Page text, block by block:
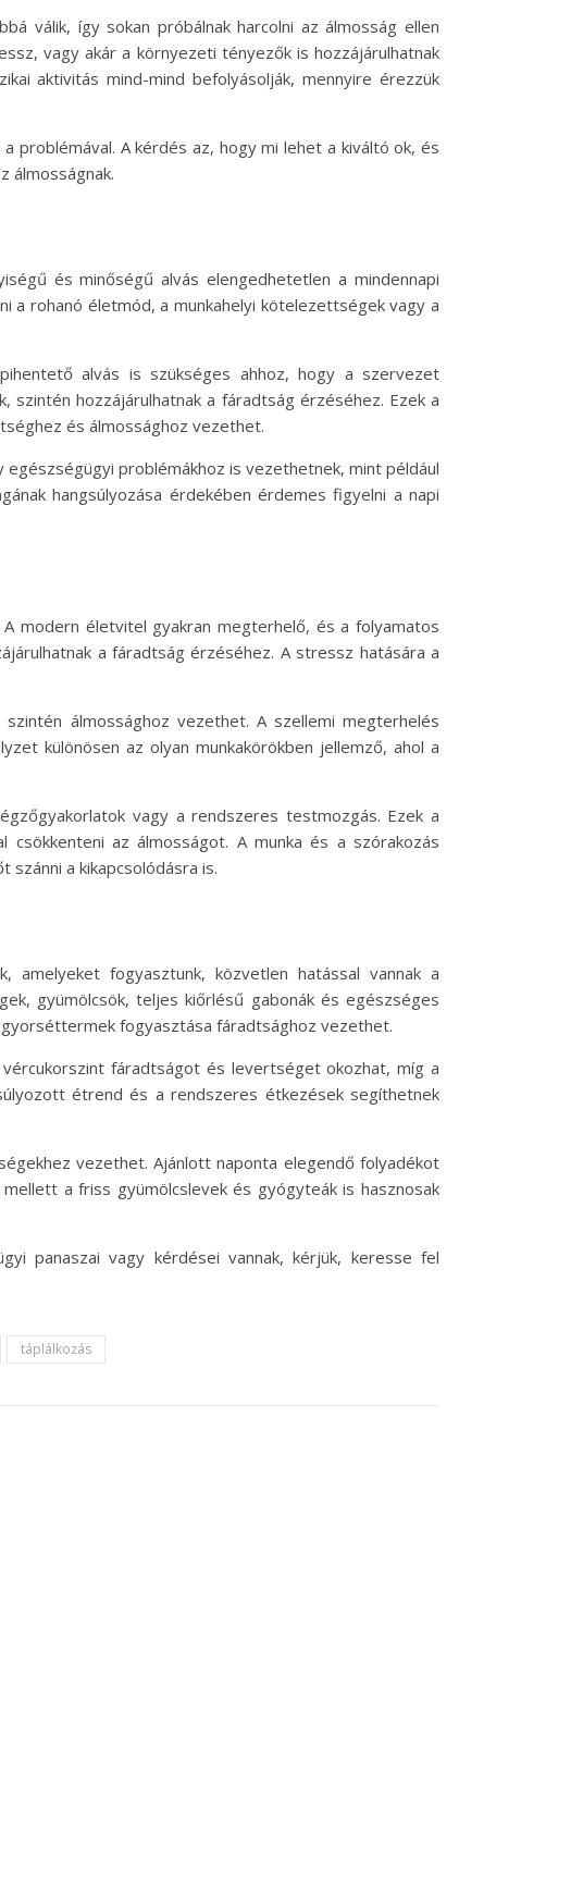
válik, így sokan próbálnak harcolni az álmosság ellen
vagy akár a környezeti tényezők is hozzájárulhatnak
aktivitás mind-mind befolyásolják, mennyire érezzük
problémával. A kérdés az, hogy mi lehet a kiváltó ok, és
álmosságnak.
és minőségű alvás elengedhetetlen a mindennapi
a rohanó életmód, a munkahelyi kötelezettségek vagy a
alvás is szükséges ahhoz, hogy a szervezet
szintén hozzájárulhatnak a fáradtság érzéséhez. Ezek a
és álmossághoz vezethet.
egészségügyi problémákhoz is vezethetnek, mint például
hangsúlyozása érdekében érdemes figyelni a napi
modern életvitel gyakran megterhelő, és a folyamatos
a fáradtság érzéséhez. A stressz hatására a
álmossághoz vezethet. A szellemi megterhelés
különösen az olyan munkakörökben jellemző, ahol a
vagy a rendszeres testmozgás. Ezek a
az álmosságot. A munka és a szórakozás
a kikapcsolódásra is.
fogyasztunk, közvetlen hatással vannak a
gyümölcsök, teljes kiőrlésű gabonák és egészséges
fogyasztása fáradtsághoz vezethet.
fáradtságot és levertséget okozhat, míg a
étrend és a rendszeres étkezések segíthetnek
vezethet. Ajánlott naponta elegendő folyadékot
a friss gyümölcslevek és gyógyteák is hasznosak
panaszai vagy kérdései vannak, kérjük, keresse fel
táplálkozás